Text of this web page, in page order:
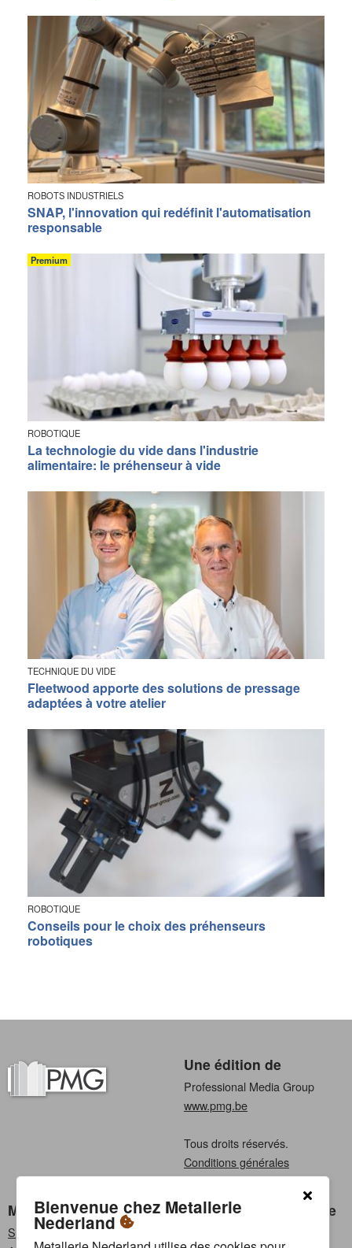
ROBOTS INDUSTRIELS
SNAP, l'innovation qui redéfinit l'automatisation
responsable
Premium
ROBOTIQUE
La technologie du vide dans l'industrie
alimentaire: le préhenseur à vide
TECHNIQUE DU VIDE
Fleetwood apporte des solutions de pressage
adaptées à votre atelier
ROBOTIQUE
Conseils pour le choix des préhenseurs
robotiques
Une édition de
Professional Media Group
www.pmg.be
Tous droits réservés.
Conditions générales
Privacy
Metallerie Nederland
S'abonner
Choisissez une langue
Bienvenue chez Metallerie
Nederland